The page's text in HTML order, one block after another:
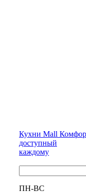
Кухни Mall
доступный
каждому
ПН-ВС